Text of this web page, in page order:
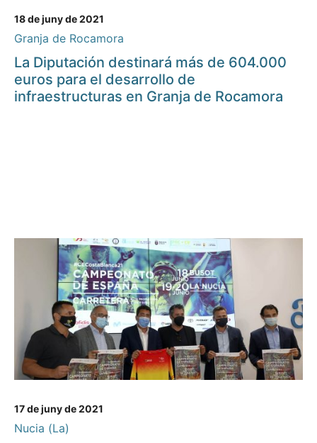
18 de juny de 2021
Granja de Rocamora
La Diputación destinará más de 604.000
euros para el desarrollo de
infraestructuras en Granja de Rocamora
17 de juny de 2021
Nucia (La)